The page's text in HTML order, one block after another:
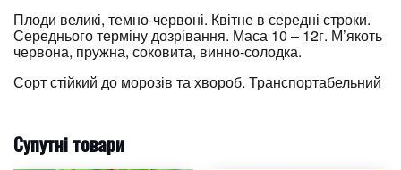
Плоди великі, темно-червоні. Квітне в середні строки.
Середнього терміну дозрівання. Маса 10 – 12г. М’якоть
червона, пружна, соковита, винно-солодка.
Сорт стійкий до морозів та хвороб. Транспортабельний
Супутні товари